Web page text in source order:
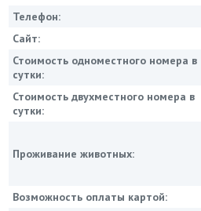
Телефон:
Сайт:
Стоимость одноместного номера в
сутки:
Стоимость двухместного номера в
сутки:
Проживание животных:
Возможность оплаты картой: